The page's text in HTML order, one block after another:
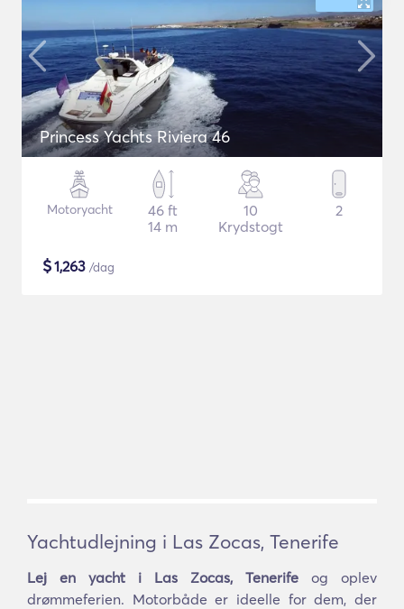
Princess Yachts Riviera 46
Motoryacht
46 ft
14 m
10
Krydstogt
2
$1,263 /dag
Yachtudlejning i Las Zocas, Tenerife
Lej en yacht i Las Zocas, Tenerife og oplev
drømmeferien. Motorbåde er ideelle for dem, der